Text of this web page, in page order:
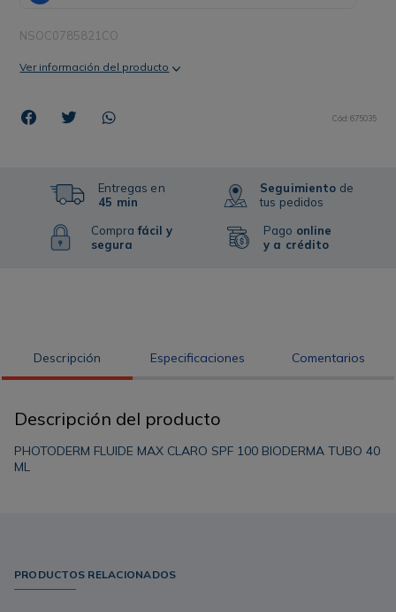
NSOC0785821CO
Ver información del producto
Cód:675035
Entregas en
45 min
Comprafácil y
segura
Seguimiento de
tus pedidos
Pago online
y a crédito
Descripción Especificaciones Comentarios
Descripción del producto
PHOTODERM FLUIDE MAX CLARO SPF 100 BIODERMA TUBO 40
ML
PRODUCTOS RELACIONADOS